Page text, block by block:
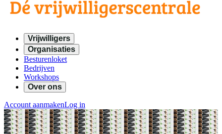
Vrijwilligers
Organisaties
Besturenloket
Bedrijven
Workshops
Over ons
Account aanmakenLog in